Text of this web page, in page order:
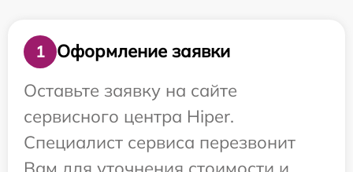
1
Оформление заявки
Оставьте заявку на сайте
сервисного центра Hiper.
Специалист сервиса перезвонит